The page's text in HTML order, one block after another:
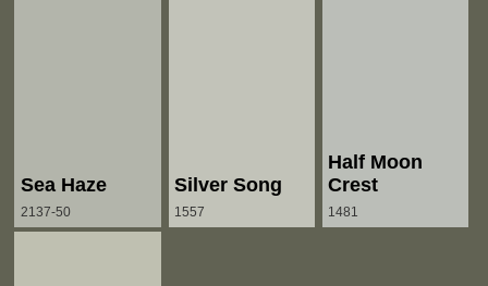
Sea Haze
2137-50
Silver Song
1557
Half Moon
Crest
1481